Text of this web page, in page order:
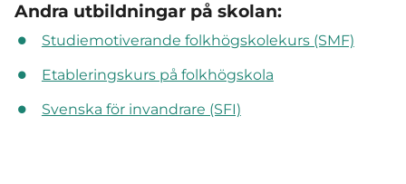
Andra utbildningar på skolan:
Studiemotiverande folkhögskolekurs (SMF)
Etableringskurs på folkhögskola
Svenska för invandrare (SFI)